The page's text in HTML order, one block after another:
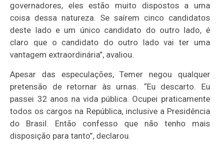
governadores, eles estão muito dispostos a uma
coisa dessa natureza. Se saírem cinco candidatos
deste lado e um único candidato do outro lado, é
claro que o candidato do outro lado vai ter uma
vantagem extraordinária”, avaliou.
Apesar das especulações, Temer negou qualquer
pretensão de retornar às urnas. “Eu descarto. Eu
passei 32 anos na vida pública. Ocupei praticamente
todos os cargos na República, inclusive a Presidência
do Brasil. Então confesso que não tenho mais
disposição para tanto”, declarou.